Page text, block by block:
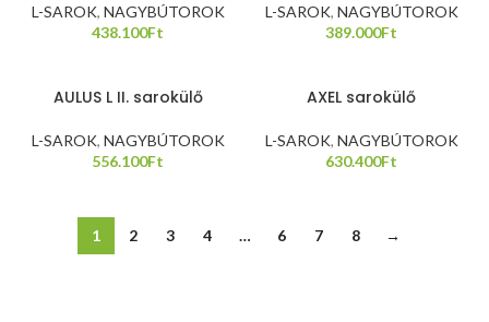
L-SAROK, NAGYBÚTOROK
438.100Ft
L-SAROK, NAGYBÚTOROK
389.000Ft
AULUS L II. sarokülő
L-SAROK, NAGYBÚTOROK
556.100Ft
AXEL sarokülő
L-SAROK, NAGYBÚTOROK
630.400Ft
1 2 3 4 … 6 7 8 →